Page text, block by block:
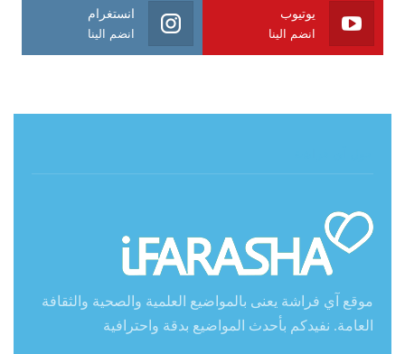
يوتيوب
انضم الينا
انستغرام
انضم الينا
موقع آي فراشة يعنى بالمواضيع العلمية والصحية والثقافة
العامة. نفيدكم بأحدث المواضيع بدقة واحترافية